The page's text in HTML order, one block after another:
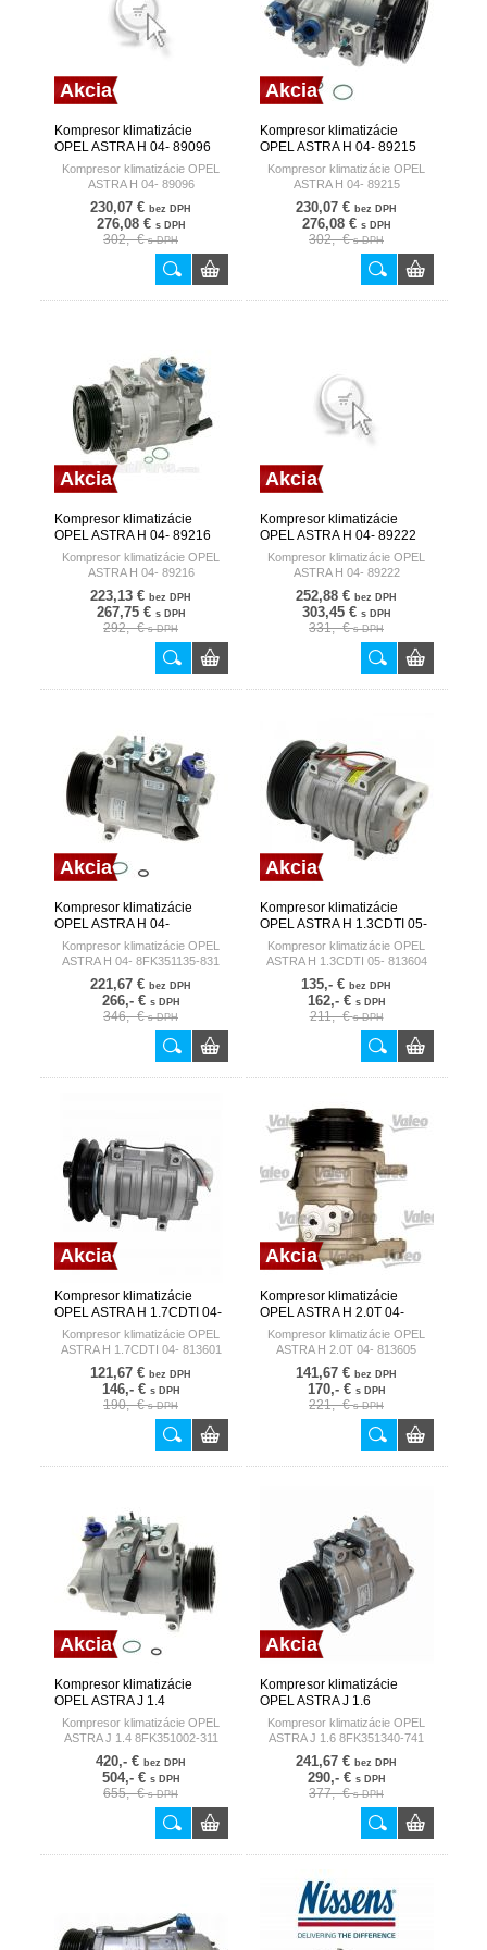
Akcia
Kompresor klimatizácie
OPEL ASTRA H 04- 89096
NISSENS DENMARK
Kompresor klimatizácie OPEL
ASTRA H 04- 89096
230,07 € bez DPH
276,08 € s DPH
302,- €s DPH
Akcia
Kompresor klimatizácie
OPEL ASTRA H 04- 89215
NISSENS DENMARK
Kompresor klimatizácie OPEL
ASTRA H 04- 89215
230,07 € bez DPH
276,08 € s DPH
302,- €s DPH
Akcia
Kompresor klimatizácie
OPEL ASTRA H 04- 89216
NISSENS DENMARK
Kompresor klimatizácie OPEL
ASTRA H 04- 89216
223,13 € bez DPH
267,75 € s DPH
292,- €s DPH
Akcia
Kompresor klimatizácie
OPEL ASTRA H 04- 89222
NISSENS DENMARK
Kompresor klimatizácie OPEL
ASTRA H 04- 89222
252,88 € bez DPH
303,45 € s DPH
331,- €s DPH
Akcia
Kompresor klimatizácie
OPEL ASTRA H 04-
8FK351135-831 HELLA
GERMANY
Kompresor klimatizácie OPEL
ASTRA H 04- 8FK351135-831
221,67 € bez DPH
266,- € s DPH
346,- €s DPH
Akcia
Kompresor klimatizácie
OPEL ASTRA H 1.3CDTI 05-
813604 VALEO FRANCE
Kompresor klimatizácie OPEL
ASTRA H 1.3CDTI 05- 813604
135,- € bez DPH
162,- € s DPH
211,- €s DPH
Akcia
Kompresor klimatizácie
OPEL ASTRA H 1.7CDTI 04-
813601 VALEO FRANCE
Kompresor klimatizácie OPEL
ASTRA H 1.7CDTI 04- 813601
121,67 € bez DPH
146,- € s DPH
190,- €s DPH
Akcia
Kompresor klimatizácie
OPEL ASTRA H 2.0T 04-
813605 VALEO FRANCE
Kompresor klimatizácie OPEL
ASTRA H 2.0T 04- 813605
141,67 € bez DPH
170,- € s DPH
221,- €s DPH
Akcia
Kompresor klimatizácie
OPEL ASTRA J 1.4
8FK351002-311 HELLA
GERMANY
Kompresor klimatizácie OPEL
ASTRA J 1.4 8FK351002-311
420,- € bez DPH
504,- € s DPH
655,- €s DPH
Akcia
Kompresor klimatizácie
OPEL ASTRA J 1.6
8FK351340-741 HELLA
GERMANY
Kompresor klimatizácie OPEL
ASTRA J 1.6 8FK351340-741
241,67 € bez DPH
290,- € s DPH
377,- €s DPH